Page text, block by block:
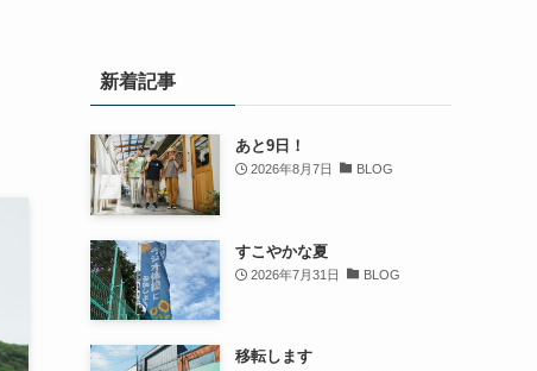
新着記事
あと9日！
2026年8月7日 BLOG
すこやかな夏
2026年7月31日 BLOG
移転します